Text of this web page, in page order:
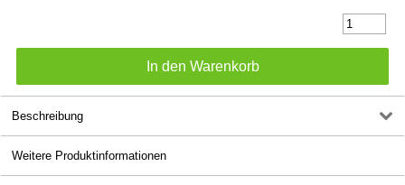
Beschreibung
Weitere Produktinformationen